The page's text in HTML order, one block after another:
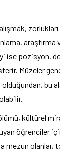
ise pozisyon,
Müzeler
bu
kültürel
öğrenciler
mezun olanlar,